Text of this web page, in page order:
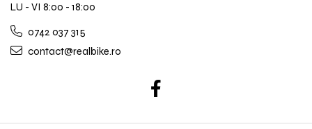
LU - VI 8:00 - 18:00
0742 037 315
contact@realbike.ro